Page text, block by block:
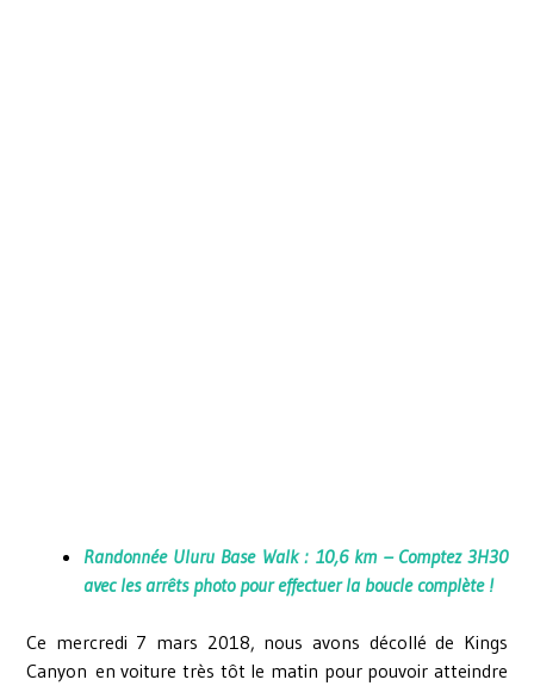
Randonnée Uluru Base Walk : 10,6 km – Comptez 3H30
avec les arrêts photo pour effectuer la boucle complète !
Ce mercredi 7 mars 2018, nous avons décollé de Kings
Canyon en voiture très tôt le matin pour pouvoir atteindre